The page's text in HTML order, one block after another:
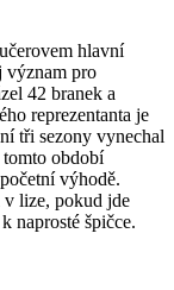
hlavní
význam pro
42 branek a
reprezentanta je
tři sezony vynechal
období
výhodě.
v lize, pokud jde
naprosté špičce.